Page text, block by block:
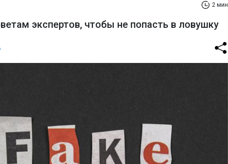
2 мин
экспертов, чтобы не попасть в ловушку